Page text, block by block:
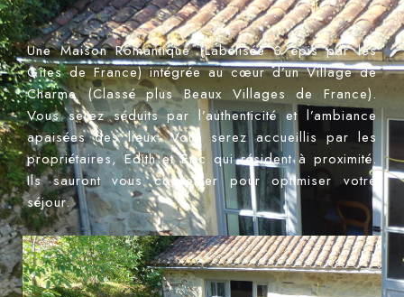
Une Maison Romantique (Labélisée 3 épis par les
Gîtes de France) intégrée au cœur d’un Village de
Charme (Classé plus Beaux Villages de France).
Vous serez séduits par l’authenticité et l’ambiance
apaisées des lieux. Vous serez accueillis par les
propriétaires, Edith et Eric qui résident à proximité.
Ils sauront vous conseiller pour optimiser votre
séjour.